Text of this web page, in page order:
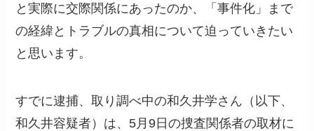
と実際に交際関係にあったのか、「事件化」まで
の経緯とトラブルの真相について迫っていきたい
と思います。
すでに逮捕、取り調べ中の和久井学さん（以下、
和久井容疑者）は、5月9日の捜査関係者の取材に